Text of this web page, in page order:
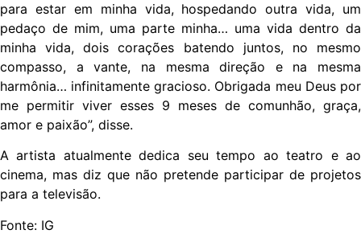
para estar em minha vida, hospedando outra vida, um
pedaço de mim, uma parte minha… uma vida dentro da
minha vida, dois corações batendo juntos, no mesmo
compasso, a vante, na mesma direção e na mesma
harmônia… infinitamente gracioso. Obrigada meu Deus por
me permitir viver esses 9 meses de comunhão, graça,
amor e paixão”, disse.
A artista atualmente dedica seu tempo ao teatro e ao
cinema, mas diz que não pretende participar de projetos
para a televisão.
Fonte: IG